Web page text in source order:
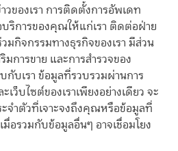
ของเรา การติดตั้งการอัพเดท
ริการของคุณให้แก่เรา ติดต่อฝ่าย
มกิจกรรมทางธุรกิจของเรา มีส่วน
มการขาย และการสำรวจของ
กับเรา ข้อมูลที่รวบรวมผ่านการ
ว็บไซต์ของเราเพียงอย่างเดียว จะ
จำตัวที่เจาะจงถึงคุณหรือข้อมูลที่
อรวมกับข้อมูลอื่นๆ อาจเชื่อมโยง